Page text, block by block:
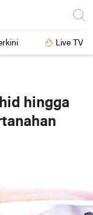
Live TV
hingga